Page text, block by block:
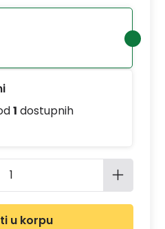
1 dostupnih
Unesite
u korpu